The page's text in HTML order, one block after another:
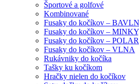
Športové a golfové
Kombinované
Fusaky do kočíkov –
Fusaky do kočíkov –
Fusaky do kočíkov – POLAR
Fusaky do kočíkov – VLNA
Rukávniky do kočíka
Tašky ku kočíkom
Hračky nielen do kočíkov